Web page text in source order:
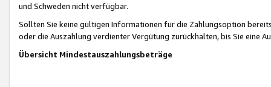
und Schweden nicht verfügbar.
Sollten Sie keine gültigen Informationen für die Zahlungsoption
oder die Auszahlung verdienter Vergütung zurückhalten, bis Sie
Übersicht Mindestauszahlungsbeträge